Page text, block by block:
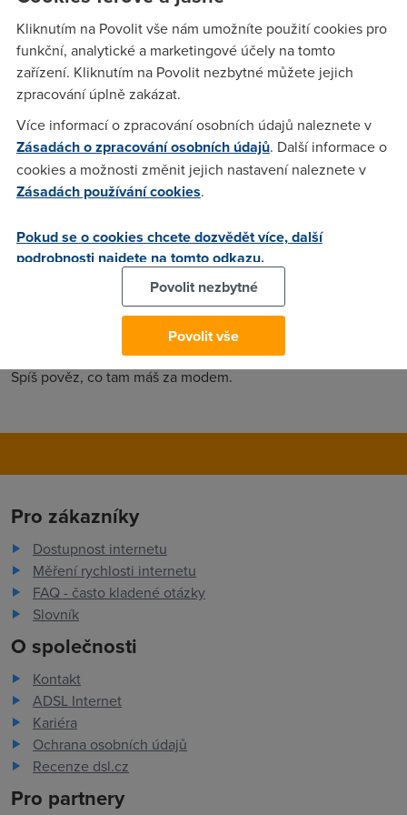
TeamSpeaku. Jesdnou se mi to uz stalo, zkusil jsem PC
zkontrolovat Spybotem, neco to naslo, vymazalo a ve mi jelo
v pohode. Ted kdyz sem mi to stalo zase tak uz ani todle
nepomaha. Zkousel jsem i prozkoumat PC ruznými Antiviry
ale take nic. Jsem na internetu pres hub a na serverovem PC
jede vsechno v pohode. Internet mam od Telecomu IE-
Sprinter nebo co to tedka je. Diky za kazdou radu a omlovam
se za chyby :)
Flex(25.7.2006 17:43:36)
Tak jsem reinstaloval WinXP a nic se nezmenilo akorat se me
jde pripojit na jeden Ventrilo server na ktery predtim neslo.
(26.7.2006 21:38:10)
Spíš pověz, co tam máš za modem.
Pro zákazníky
Dostupnost internetu
Měření rychlosti internetu
FAQ - často kladené otázky
Slovník
O společnosti
Kontakt
ADSL Internet
Kariéra
Ochrana osobních údajů
Recenze dsl.cz
Pro partnery
Kliknutím na Povolit vše nám umožníte použití cookies pro
funkční, analytické a marketingové účely na tomto
zařízení. Kliknutím na Povolit nezbytné můžete jejich
zpracování úplně zakázat.
Více informací o zpracování osobních údajů naleznete v
Zásadách o zpracování osobních údajů. Další informace o
cookies a možnosti změnit jejich nastavení naleznete v
Zásadách používání cookies.
Pokud se o cookies chcete dozvědět více, další
podrobnosti najdete na tomto odkazu.
Povolit nezbytné
Povolit vše